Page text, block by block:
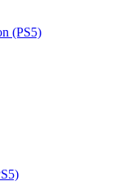
(PS5)